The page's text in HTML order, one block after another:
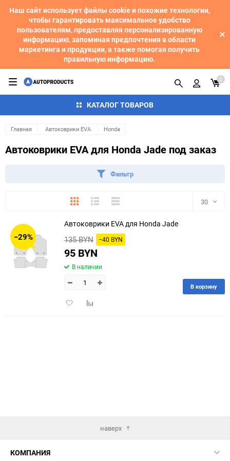
Наш сайт использует файлы cookie и похожие технологии,
чтобы гарантировать максимальное удобство
пользователям, предоставляя персонализированную
информацию, запоминая предпочтения в области
маркетинга и продукции, а также помогая получить
правильную информацию.
КАТАЛОГ ТОВАРОВ
0
Главная Автоковрики EVA Honda
Автоковрики EVA для Honda Jade под заказ
Фильтр
ПлиткаПодробноКомпактно 30
150
−29%
Автоковрики EVA для Honda Jade
135 BYN −40 BYN
95 BYN
В наличии
ДобавитьДобавить
В корзину
наверх
КОМПАНИЯ